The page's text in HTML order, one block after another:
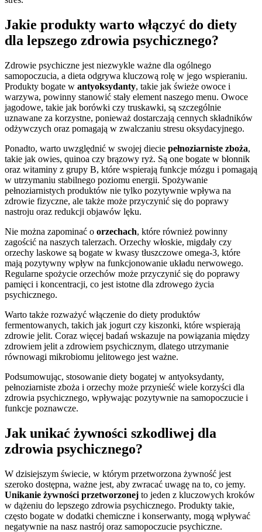
Jakie produkty warto włączyć do diety
dla lepszego zdrowia psychicznego?
Zdrowie psychiczne jest niezwykle ważne dla ogólnego
samopoczucia, a dieta odgrywa kluczową rolę w jego wspieraniu.
Produkty bogate w antyoksydanty, takie jak świeże owoce i
warzywa, powinny stanowić stały element naszego menu. Owoce
jagodowe, takie jak borówki czy truskawki, są szczególnie
uznawane za korzystne, ponieważ dostarczają cennych składników
odżywczych oraz pomagają w zwalczaniu stresu oksydacyjnego.
Ponadto, warto uwzględnić w swojej diecie pełnoziarniste zboża,
takie jak owies, quinoa czy brązowy ryż. Są one bogate w błonnik
oraz witaminy z grupy B, które wspierają funkcje mózgu i pomagają
w utrzymaniu stabilnego poziomu energii. Spożywanie
pełnoziarnistych produktów nie tylko pozytywnie wpływa na
zdrowie fizyczne, ale także może przyczynić się do poprawy
nastroju oraz redukcji objawów lęku.
Nie można zapominać o orzechach, które również powinny
zagościć na naszych talerzach. Orzechy włoskie, migdały czy
orzechy laskowe są bogate w kwasy tłuszczowe omega-3, które
mają pozytywny wpływ na funkcjonowanie układu nerwowego.
Regularne spożycie orzechów może przyczynić się do poprawy
pamięci i koncentracji, co jest istotne dla zdrowego życia
psychicznego.
Warto także rozważyć włączenie do diety produktów
fermentowanych, takich jak jogurt czy kiszonki, które wspierają
zdrowie jelit. Coraz więcej badań wskazuje na powiązania między
zdrowiem jelit a zdrowiem psychicznym, dlatego utrzymanie
równowagi mikrobiomu jelitowego jest ważne.
Podsumowując, stosowanie diety bogatej w antyoksydanty,
pełnoziarniste zboża i orzechy może przynieść wiele korzyści dla
zdrowia psychicznego, wpływając pozytywnie na samopoczucie i
funkcje poznawcze.
Jak unikać żywności szkodliwej dla
zdrowia psychicznego?
W dzisiejszym świecie, w którym przetworzona żywność jest
szeroko dostępna, ważne jest, aby zwracać uwagę na to, co jemy.
Unikanie żywności przetworzonej to jeden z kluczowych kroków
w dążeniu do lepszego zdrowia psychicznego. Produkty takie,
często bogate w dodatki chemiczne i konserwanty, mogą wpływać
negatywnie na nasz nastrój oraz samopoczucie psychiczne.